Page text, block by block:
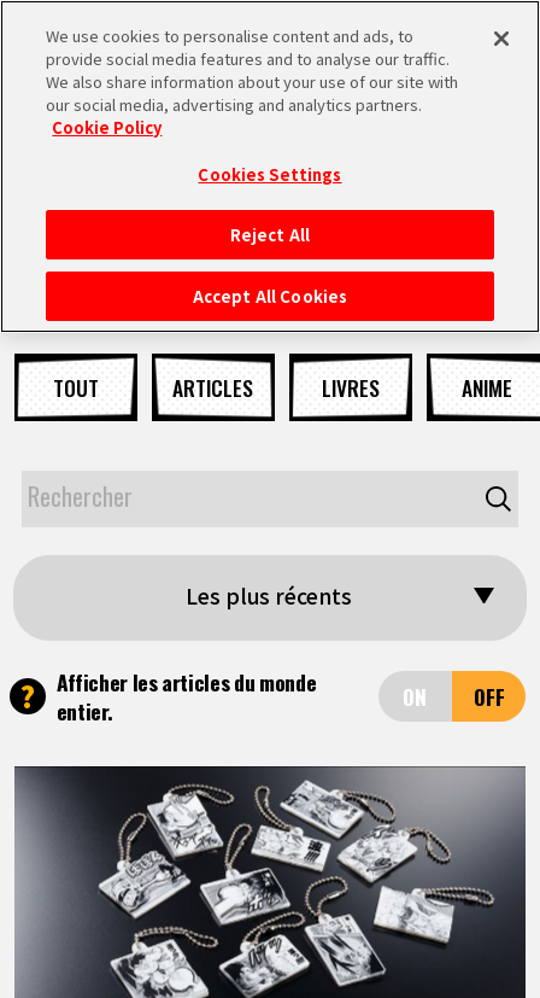
MEN
ACCUEIL
NEWS
À NE PAS MANQUER
VIDÉOS
ARTICLES
LANGUAGE
JP
EN FR DE ES
NEWS
TOUT ARTICLES LIVRES ANIME
Les plus récents
?
Afficher les articles du monde
entier.
We use cookies to personalise content and ads, to
provide social media features and to analyse our traffic.
We also share information about your use of our site with
our social media, advertising and analytics partners.
Cookie Policy
Cookies Settings
Reject All
Accept All Cookies